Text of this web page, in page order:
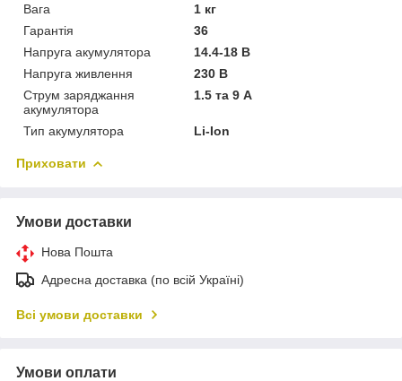
Вага
1 кг
Гарантія
36
Напруга акумулятора
14.4-18 В
Напруга живлення
230 В
Струм заряджання
акумулятора
1.5 та 9 А
Тип акумулятора Li-Ion
Приховати
Умови доставки
Нова Пошта
Адресна доставка (по всій Україні)
Всі умови доставки
Умови оплати